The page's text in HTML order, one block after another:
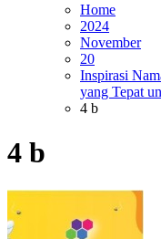
Home
2024
November
20
Inspirasi
yang Tepat
4 b
4 b